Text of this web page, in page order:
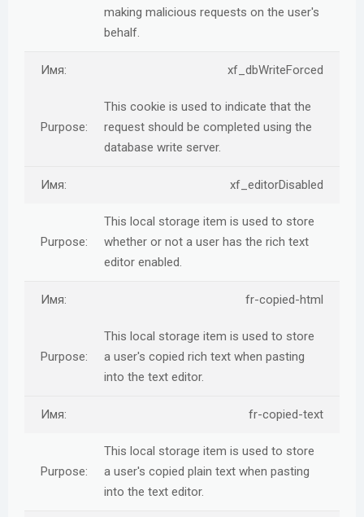
making malicious requests on the user's
behalf.
xf_dbWriteForced
This cookie is used to indicate that the
request should be completed using the
database write server.
xf_editorDisabled
This local storage item is used to store
whether or not a user has the rich text
editor enabled.
fr-copied-html
This local storage item is used to store
a user's copied rich text when pasting
into the text editor.
fr-copied-text
This local storage item is used to store
a user's copied plain text when pasting
into the text editor.